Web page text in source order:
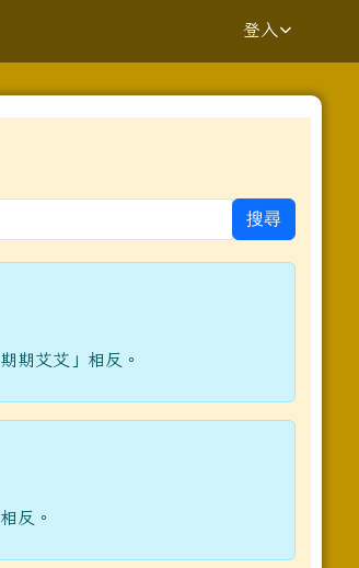
登入
_blank
_blank
viewform?pli=1 _blank
搜尋
期艾艾」相反。
反。